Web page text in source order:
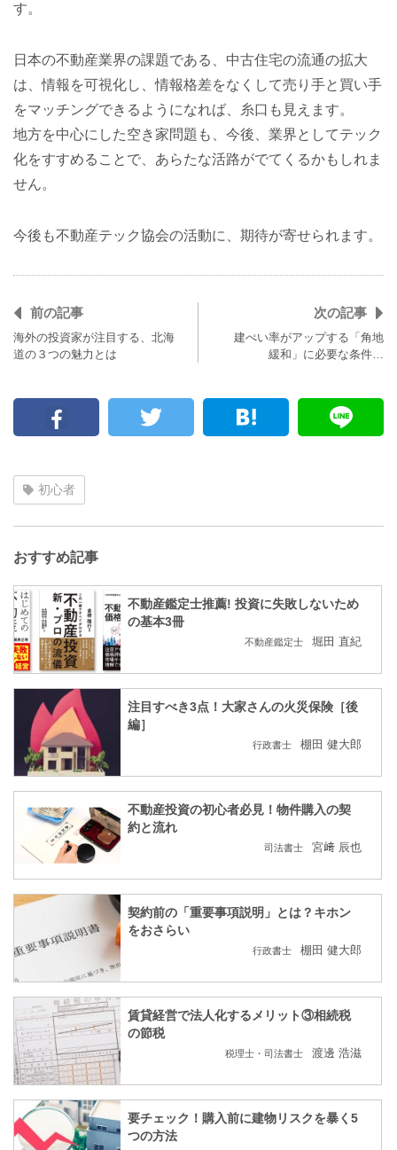
す。
日本の不動産業界の課題である、中古住宅の流通の拡大
は、情報を可視化し、情報格差をなくして売り手と買い手
をマッチングできるようになれば、糸口も見えます。
地方を中心にした空き家問題も、今後、業界としてテック
化をすすめることで、あらたな活路がでてくるかもしれま
せん。
今後も不動産テック協会の活動に、期待が寄せられます。
前の記事
海外の投資家が注目する、北海
道の３つの魅力とは
次の記事
建ぺい率がアップする「角地
緩和」に必要な条件…
初心者
おすすめ記事
不動産鑑定士推薦! 投資に失敗しないため
の基本3冊
不動産鑑定士 堀田 直紀
注目すべき3点！大家さんの火災保険［後
編］
行政書士 棚田 健大郎
不動産投資の初心者必見！物件購入の契
約と流れ
司法書士 宮﨑 辰也
契約前の「重要事項説明」とは？キホン
をおさらい
行政書士 棚田 健大郎
賃貸経営で法人化するメリット③相続税
の節税
税理士・司法書士 渡邊 浩滋
要チェック！購入前に建物リスクを暴く5
つの方法